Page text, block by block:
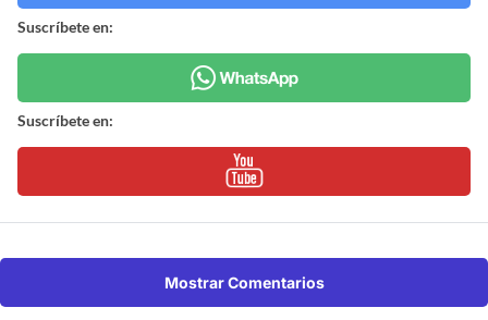
Suscríbete en:
Suscríbete en:
Mostrar Comentarios